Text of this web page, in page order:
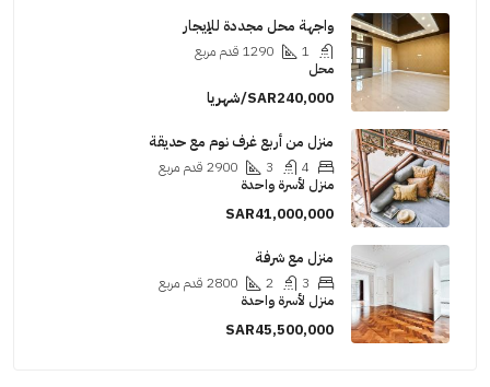
واجهة محل مجددة للإيجار
1290 قدم مربع
محل
SAR240,000/شهريا
منزل من أربع غرف نوم مع حديقة
2900 قدم مربع
منزل لأسرة واحدة
SAR41,000,000
منزل مع شرفة
2800 قدم مربع
منزل لأسرة واحدة
SAR45,500,000